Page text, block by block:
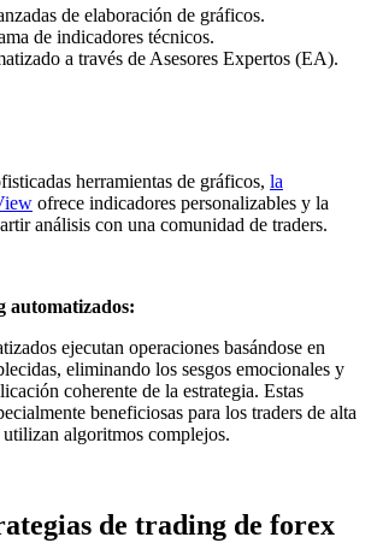
de elaboración de gráficos.
de indicadores técnicos.
a través de Asesores Expertos (EA).
herramientas de gráficos, la
ofrece indicadores personalizables y la
análisis con una comunidad de traders.
automatizados:
ejecutan operaciones basándose en
eliminando los sesgos emocionales y
coherente de la estrategia. Estas
beneficiosas para los traders de alta
algoritmos complejos.
de trading de forex